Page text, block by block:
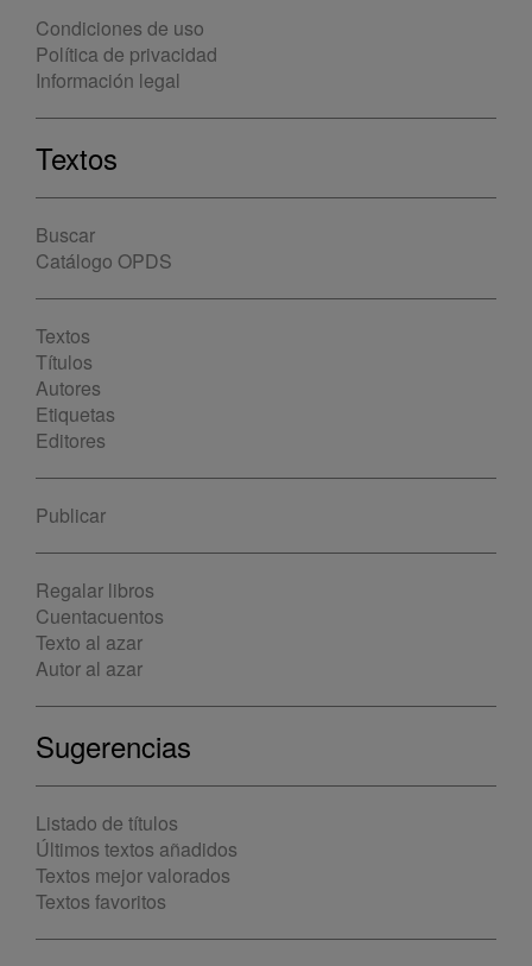
Condiciones de uso
Política de privacidad
Información legal
Textos
Buscar
Catálogo OPDS
Textos
Títulos
Autores
Etiquetas
Editores
Publicar
Regalar libros
Cuentacuentos
Texto al azar
Autor al azar
Sugerencias
Listado de títulos
Últimos textos añadidos
Textos mejor valorados
Textos favoritos